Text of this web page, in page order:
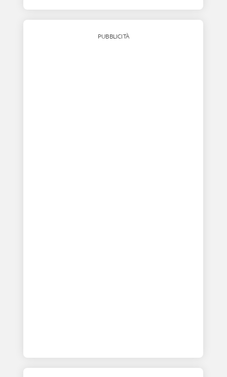
PUBBLICITÀ